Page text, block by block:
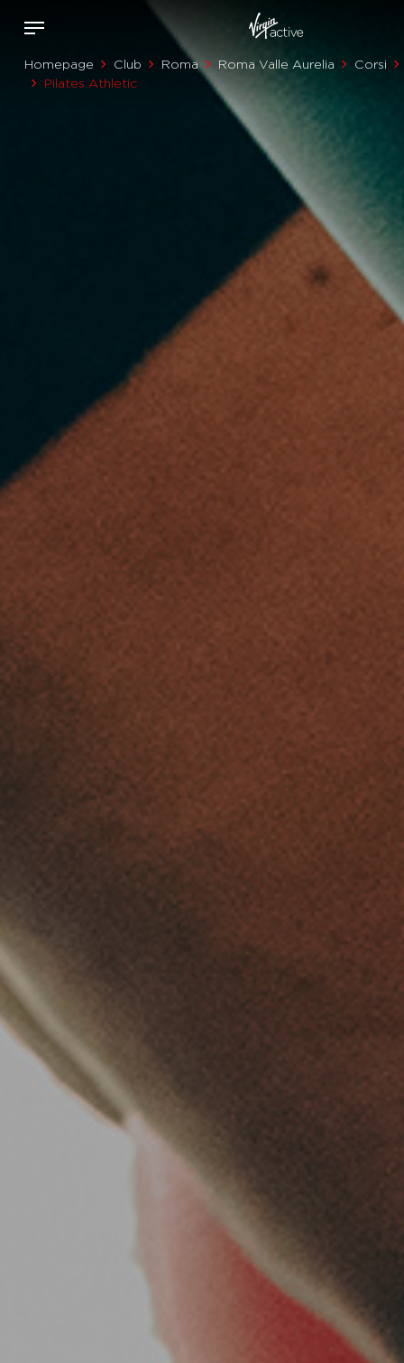
Homepage Club Roma Roma Valle Aurelia
Corsi
Pilates Athletic